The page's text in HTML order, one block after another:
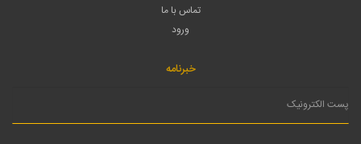
تماس با ما
ورود
خبرنامه